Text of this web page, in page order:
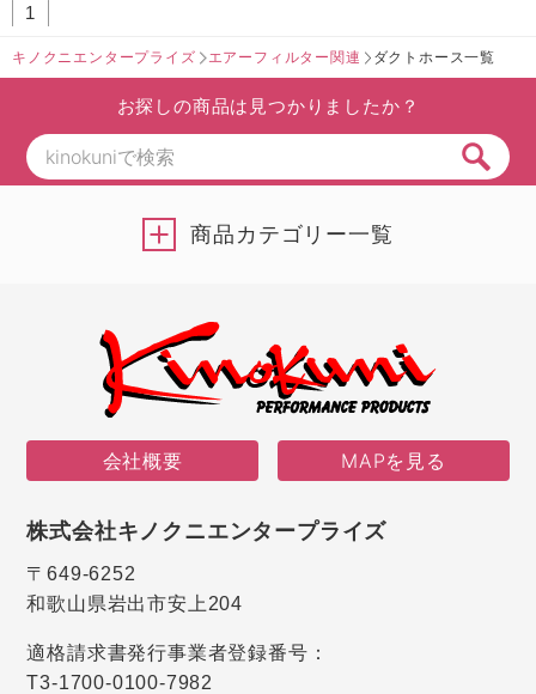
1
キノクニエンタープライズ エアーフィルター関連 ダクトホース一覧
お探しの商品は見つかりましたか？
商品カテゴリー一覧
会社概要 MAPを見る
株式会社キノクニエンタープライズ
〒649-6252
和歌山県岩出市安上204
適格請求書発行事業者登録番号：
T3-1700-0100-7982